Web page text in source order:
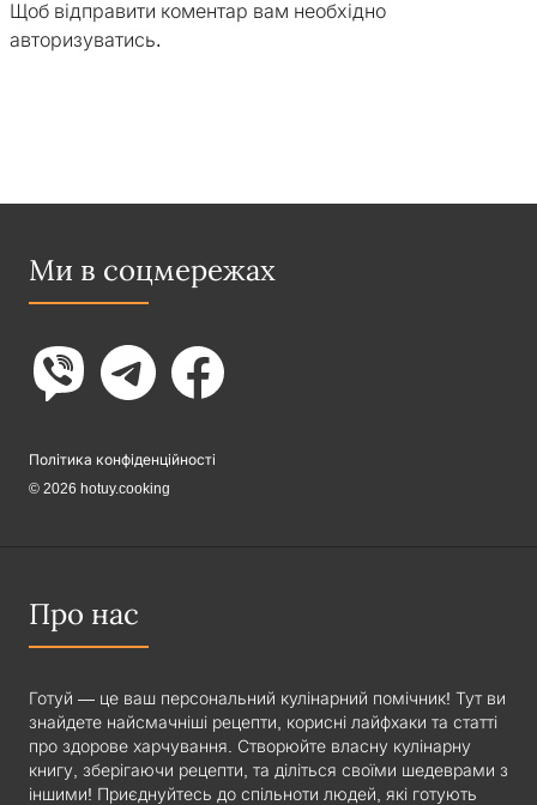
Щоб відправити коментар вам необхідно
авторизуватись.
Ми в соцмережах
Політика конфіденційності
© 2026 hotuy.cooking
Про нас
Готуй — це ваш персональний кулінарний помічник! Тут ви
знайдете найсмачніші рецепти, корисні лайфхаки та статті
про здорове харчування. Створюйте власну кулінарну
книгу, зберігаючи рецепти, та діліться своїми шедеврами з
іншими! Приєднуйтесь до спільноти людей, які готують